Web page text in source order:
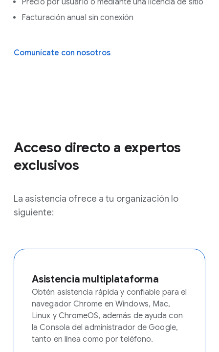
Facturación anual sin conexión
Comunícate con nosotros
Acceso directo a expertos
exclusivos
La asistencia ofrece a tu organización lo
siguiente:
Asistencia multiplataforma
Obtén asistencia rápida y confiable para el
navegador Chrome en Windows, Mac,
Linux y ChromeOS, además de ayuda con
la Consola del administrador de Google,
tanto en línea como por teléfono.